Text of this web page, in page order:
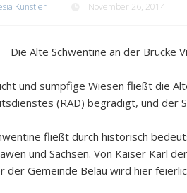
Künstler November 26, 2014
Die Alte Schwentine an der Brücke
und sumpfige Wiesen fließt die
(RAD) begradigt, und der
fließt durch historisch
und Sachsen. Von Kaiser Karl
der Gemeinde Belau wird hier